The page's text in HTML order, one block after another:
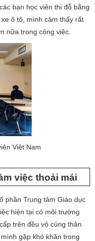
bạn học viên thi đỗ bằng
ô tô, mình cảm thấy rất
nữa trong công việc.
Việt Nam
việc thoải mái
phần Trung tâm Giáo dục
hiện tại có môi trường
trên đều vô cùng thân
gặp khó khăn trong